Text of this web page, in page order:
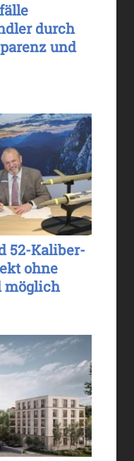
durch
und
52-Kaliber-
ohne
möglich